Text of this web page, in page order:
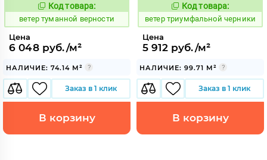
122506
Код товара:
ветер туманной верности
Цена
6 048 руб./м²
НАЛИЧИЕ: 74.14 М²
Заказ в 1 клик
В корзину
122494
Код товара:
ветер триумфальной черники
Цена
5 912 руб./м²
НАЛИЧИЕ: 99.71 М²
Заказ в 1 клик
В корзину